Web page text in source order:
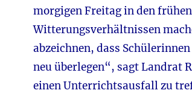
morgigen Freitag in den
Witterungsverhältnissen
abzeichnen, dass
neu überlegen“, sagt Landrat
einen Unterrichtsausfall zu